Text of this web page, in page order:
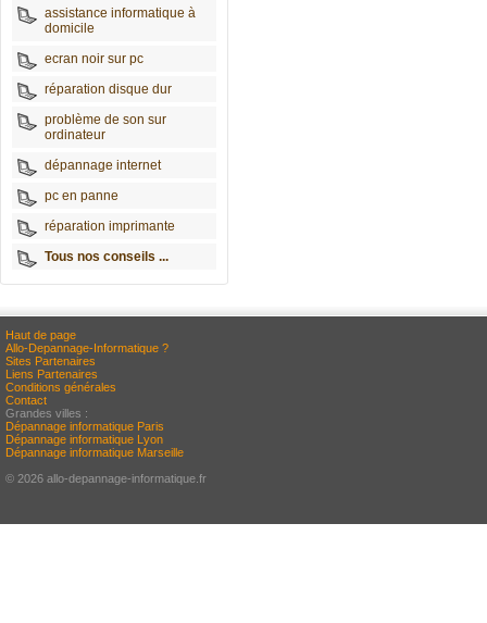
assistance informatique à
domicile
ecran noir sur pc
réparation disque dur
problème de son sur
ordinateur
dépannage internet
pc en panne
réparation imprimante
Tous nos conseils ...
Haut de page
Allo-Depannage-Informatique ?
Sites Partenaires
Liens Partenaires
Conditions générales
Contact
Grandes villes :
Dépannage informatique Paris
Dépannage informatique Lyon
Dépannage informatique Marseille
© 2026 allo-depannage-informatique.fr